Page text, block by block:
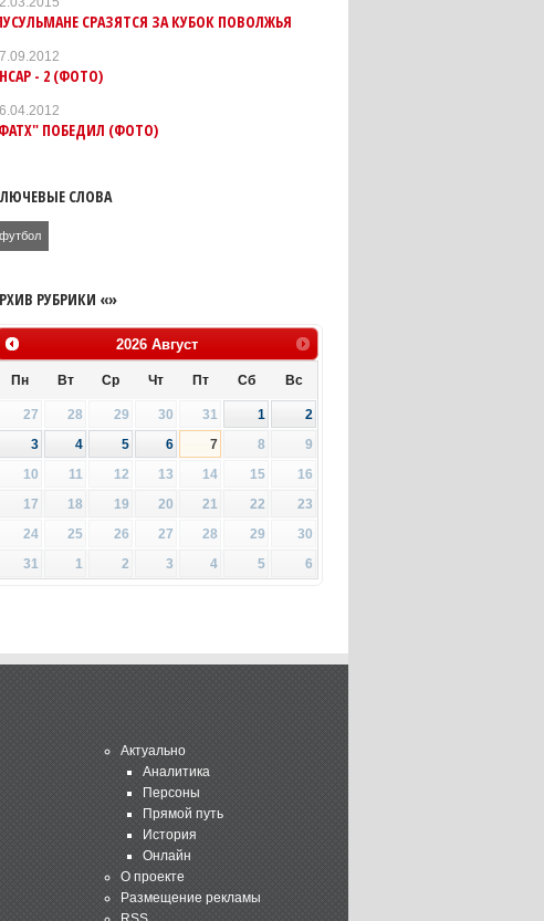
СРАЗЯТСЯ ЗА КУБОК ПОВОЛЖЬЯ
- 2 (ФОТО)
ПОБЕДИЛ (ФОТО)
СЛОВА
футбол
РУБРИКИ «»
2026 Август
Пн Вт Ср Чт Пт Сб Вс
27 28 29 30 31 1
2
3
4 5 6 7 8
9
10
11 12 13 14 15
16
17
18 19 20 21 22
23
24
25 26 27 28 29
30
31
1 2 3 4 5 6
Актуально
Аналитика
Персоны
Прямой путь
История
Онлайн
О проекте
Размещение рекламы